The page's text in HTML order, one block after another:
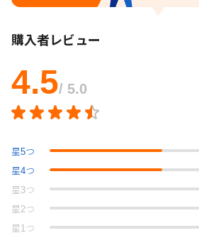
購入者レビュー
4.5/ 5.0
星5つ
星4つ
星 3つ
星 2つ
星 1 つ